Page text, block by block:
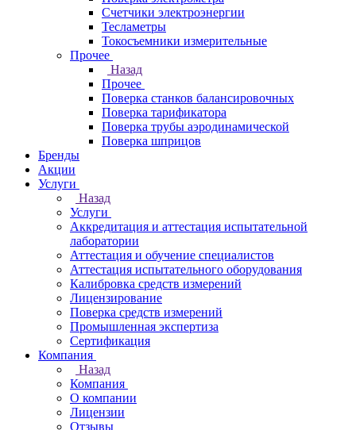
Счетчики электроэнергии
Тесламетры
Токосъемники измерительные
Прочее
Назад
Прочее
Поверка станков балансировочных
Поверка тарификатора
Поверка трубы аэродинамической
Поверка шприцов
Бренды
Акции
Услуги
Назад
Услуги
Аккредитация и аттестация испытательной
лаборатории
Аттестация и обучение специалистов
Аттестация испытательного оборудования
Калибровка средств измерений
Лицензирование
Поверка средств измерений
Промышленная экспертиза
Сертификация
Компания
Назад
Компания
О компании
Лицензии
Отзывы